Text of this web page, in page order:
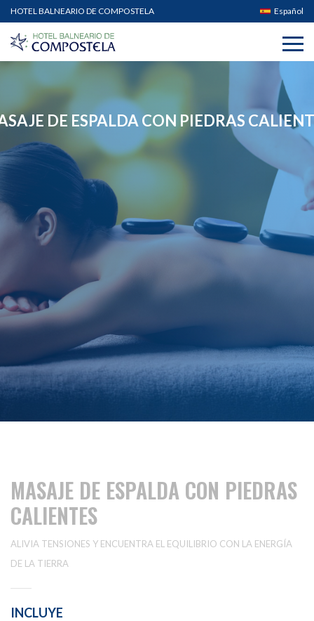
HOTEL BALNEARIO DE COMPOSTELA Español
DE ESPALDA CON PIEDRAS
MASAJE DE ESPALDA CON PIEDRAS
CALIENTES
ALIVIA TENSIONES Y ENCUENTRA EL EQUILIBRIO CON LA ENERGÍA
DE LA TIERRA
INCLUYE